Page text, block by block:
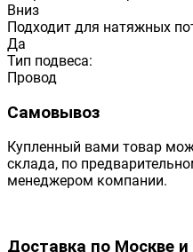
Вниз
Подходит для натяжных
Да
Тип подвеса:
Провод
Самовывоз
Купленный вами товар
склада, по
менеджером компании.
Доставка по Москве